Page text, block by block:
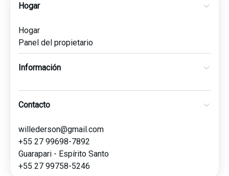
Hogar
Hogar
Panel del propietario
Información
Contacto
willederson@gmail.com
+55 27 99698-7892
Guarapari - Espírito Santo
+55 27 99758-5246